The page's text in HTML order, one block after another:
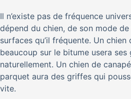
Il n’existe pas de fréquence
dépend du chien, de son mode
surfaces qu’il fréquente. Un chien
beaucoup sur le bitume usera ses
naturellement. Un chien de
parquet aura des griffes qui
vite.